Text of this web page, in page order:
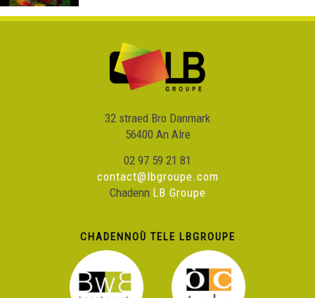
32 straed Bro Danmark
56400 An Alre
02 97 59 21 81
contact@lbgroupe.com
Chadenn LB Groupe
CHADENNOÙ TELE LBGROUPE